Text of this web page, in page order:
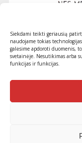
Siekdami teikti geriausią
naudojame tokias
galėsime apdoroti duomenis,
svetainėje. Nesutikimas arba
funkcijas ir funkcijas.
straipsnius